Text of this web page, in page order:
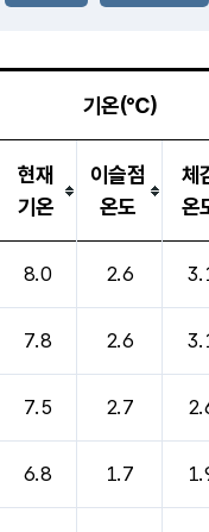
기온(℃)
현재
기온
이슬점
온도
체
온
8.0 2.6
7.8 2.6
7.5 2.7
6.8 1.7